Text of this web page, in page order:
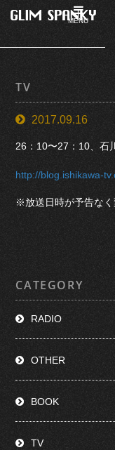
MENU
TV
2017.09.16
26：10〜27：10、石
http://blog.ishikawa-
※放送日時が予告なく
CATEGORY
RADIO
OTHER
BOOK
TV